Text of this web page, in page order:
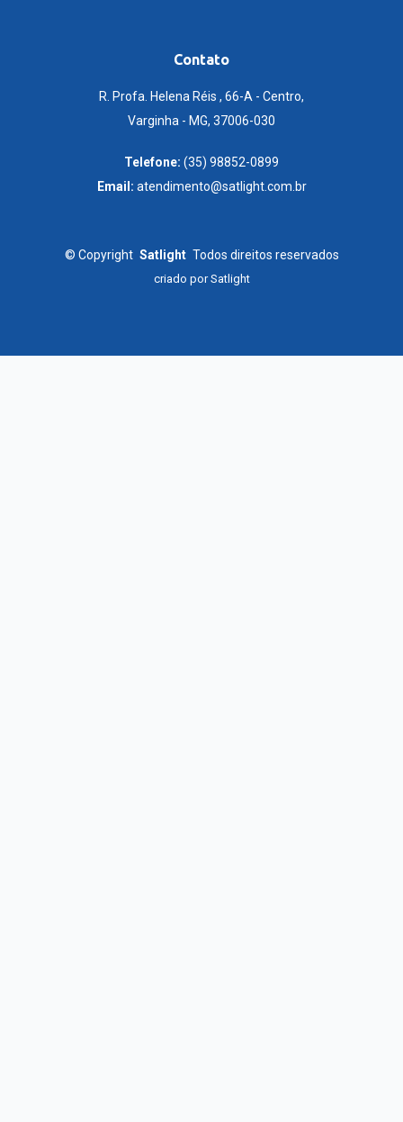
Contato
R. Profa. Helena Réis , 66-A - Centro,
Varginha - MG, 37006-030
Telefone: (35) 98852-0899
Email: atendimento@satlight.com.br
© Copyright Satlight Todos direitos reservados
criado porSatlight